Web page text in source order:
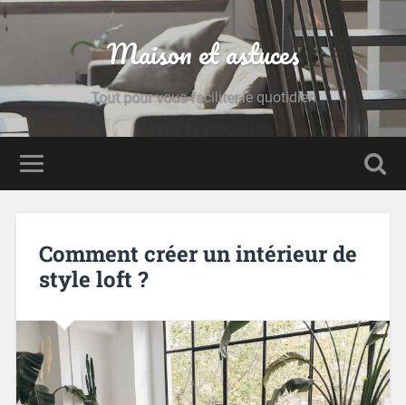
Maison et astuces
Tout pour vous faciliter le quotidien
Comment créer un intérieur de
style loft ?